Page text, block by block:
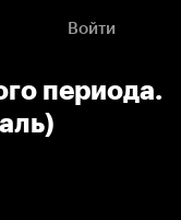
Войти
периода.